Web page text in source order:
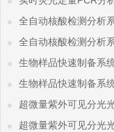
全自动核酸检测分析
全自动核酸检测分析
生物样品快速制备系
生物样品快速制备系
超微量紫外可见分光
超微量紫外可见分光